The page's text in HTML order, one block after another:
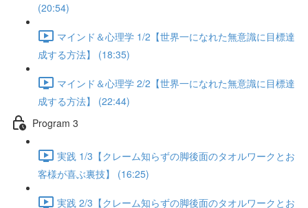
(20:54)
マインド＆心理学 1/2【世界一になれた無意識に目標達
成する方法】 (18:35)
マインド＆心理学 2/2【世界一になれた無意識に目標達
成する方法】 (22:44)
Program 3
実践 1/3【クレーム知らずの脚後面のタオルワークとお
客様が喜ぶ裏技】 (16:25)
実践 2/3【クレーム知らずの脚後面のタオルワークとお